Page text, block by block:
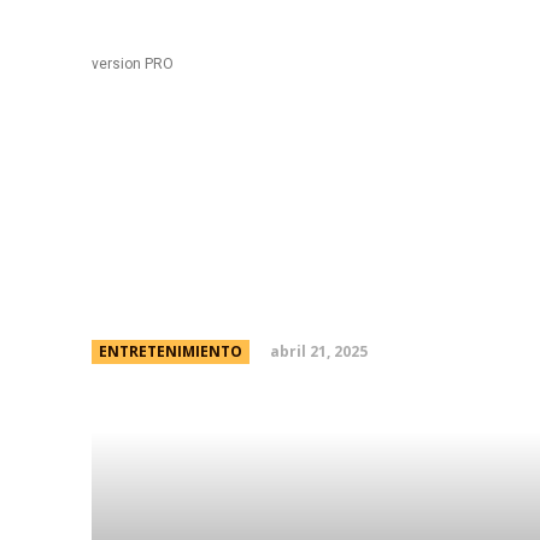
version PRO
ENTRETENIMIENTO abril 21, 2025